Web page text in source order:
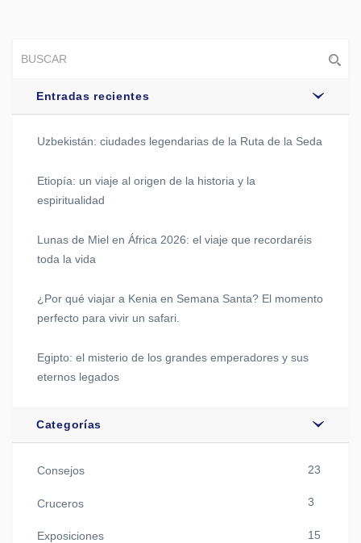
Entradas recientes
Uzbekistán: ciudades legendarias de la Ruta de la Seda
Etiopía: un viaje al origen de la historia y la
espiritualidad
Lunas de Miel en África 2026: el viaje que recordaréis
toda la vida
¿Por qué viajar a Kenia en Semana Santa? El momento
perfecto para vivir un safari.
Egipto: el misterio de los grandes emperadores y sus
eternos legados
Categorías
Consejos 23
Cruceros 3
Exposiciones 15